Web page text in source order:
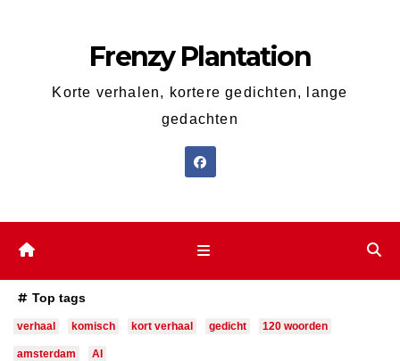
Frenzy Plantation
Korte verhalen, kortere gedichten, lange
gedachten
Top tags
verhaal komisch kort verhaal gedicht 120 woorden
amsterdam AI